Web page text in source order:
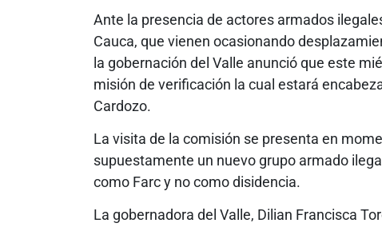
Ante la presencia de actores armados
Cauca, que vienen ocasionando
la gobernación del Valle anunció que este
misión de verificación la cual estará
Cardozo.
La visita de la comisión se presenta en
supuestamente un nuevo grupo armado
como Farc y no como disidencia.
La gobernadora del Valle, Dilian Francisca